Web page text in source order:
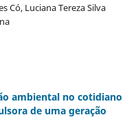
Có, Luciana Tereza Silva
ambiental no cotidiano
de uma geração